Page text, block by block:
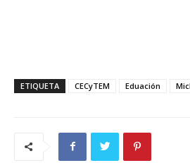
ETIQUETA CECyTEM Eduación